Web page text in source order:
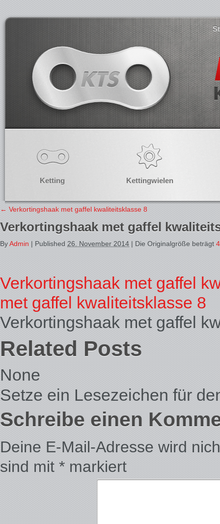
Ketting Kettingwielen
← Verkortingshaak met gaffel kwaliteitsklasse 8
Verkortingshaak met gaffel
ByAdmin | Published 26. November 2014 | Die Originalgröße beträgt
Verkortingshaak met gaffel
met gaffel kwaliteitsklasse 8
Verkortingshaak met gaffel
Related Posts
None
Setze ein Lesezeichen für
Schreibe einen
Deine E-Mail-Adresse wird
sind mit * markiert